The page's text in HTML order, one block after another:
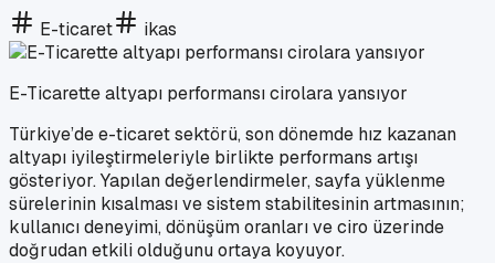
E-ticaret ikas
E-Ticarette altyapı performansı cirolara yansıyor
Türkiye’de e-ticaret sektörü, son dönemde hız kazanan
altyapı iyileştirmeleriyle birlikte performans artışı
gösteriyor. Yapılan değerlendirmeler, sayfa yüklenme
sürelerinin kısalması ve sistem stabilitesinin artmasının;
kullanıcı deneyimi, dönüşüm oranları ve ciro üzerinde
doğrudan etkili olduğunu ortaya koyuyor.